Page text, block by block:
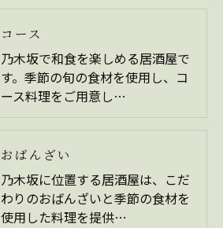
コース
乃木坂で和食を楽しめる居酒屋で
す。季節の旬の食材を使用し、コ
ース料理をご用意し…
おばんざい
乃木坂に位置する居酒屋は、こだ
わりのおばんざいと季節の食材を
使用した料理を提供…